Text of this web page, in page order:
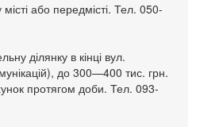
або передмісті. Тел. 050-
ділянку в кінці вул.
до 300—400 тис. грн.
протягом доби. Тел. 093-